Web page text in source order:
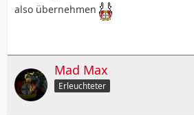
also übernehmen
Mad Max
Erleuchteter